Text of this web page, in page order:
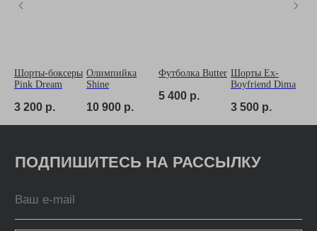
Шорты-боксеры
Pink Dream
3 200 р.
Олимпийка
Shine
10 900 р.
Футболка Butter
5 400 р.
Шорты Ex-
Boyfriend Dima
3 500 р.